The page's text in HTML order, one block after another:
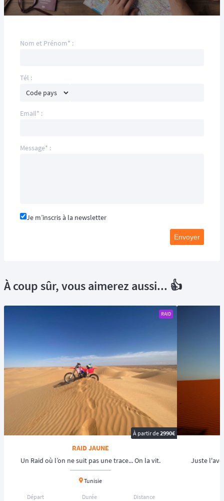
Nom et Prénom* :
Tél :
Email* :
Message* :
Je m’inscris à la newsletter
Envoyer
À coup sûr, vous aimerez aussi... 👍
RAID
À partir de2990€
RAID JAUNE
Un Raid où l’on ne suit pas une trace... On la vit.
Tunisie
Départ
Durée
Distance
Juste